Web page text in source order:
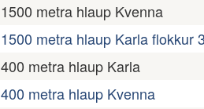
1500 metra hlaup Kvenna
1500 metra hlaup Karla flokkur
400 metra hlaup Karla
400 metra hlaup Kvenna